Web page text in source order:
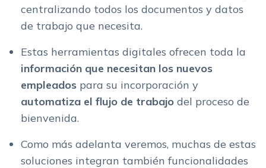
centralizando todos los documentos y datos
de trabajo que necesita.
Estas herramientas digitales ofrecen toda la
información que necesitan los nuevos
empleados para su incorporación y
automatiza el flujo de trabajo del proceso de
bienvenida.
Como más adelanta veremos, muchas de estas
soluciones integran también funcionalidades